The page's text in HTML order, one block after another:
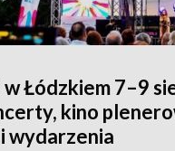
Łódzkiem 7–9
kino
wydarzenia